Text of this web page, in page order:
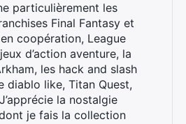
particulièrement les
Final Fantasy et
coopération, League
d’action aventure, la
les hack and slash
diablo like, Titan Quest,
la nostalgie
je fais la collection